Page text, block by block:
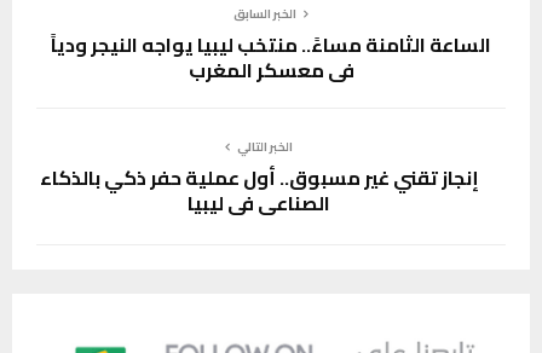
الخبر السابق
الساعة الثامنة مساءً.. منتخب ليبيا يواجه النيجر ودياً
في معسكر المغرب
الخبر التالي
إنجاز تقني غير مسبوق.. أول عملية حفر ذكي بالذكاء
الصناعي في ليبيا